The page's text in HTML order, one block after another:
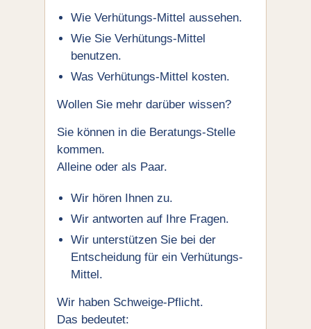
Wie Verhütungs-Mittel aussehen.
Wie Sie Verhütungs-Mittel
benutzen.
Was Verhütungs-Mittel kosten.
Wollen Sie mehr darüber wissen?
Sie können in die Beratungs-Stelle
kommen.
Alleine oder als Paar.
Wir hören Ihnen zu.
Wir antworten auf Ihre Fragen.
Wir unterstützen Sie bei der
Entscheidung für ein Verhütungs-
Mittel.
Wir haben Schweige-Pflicht.
Das bedeutet: